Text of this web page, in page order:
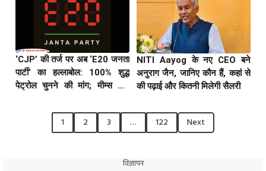
‘CJP’ की तर्ज पर अब ‘E20 जनता
पार्टी’ का हल्लाबोल: 100% शुद्ध
पेट्रोल चुनने की मांग; मीम्स और
छेड़ा डिजिटल आंदोलन
NITI Aayog के नए CEO बने
अनुराग जैन, जानिए कौन हैं, कहां से
की पढ़ाई और कितनी मिलेगी सैलरी
1 2 3 … 122 Next
विज्ञापन